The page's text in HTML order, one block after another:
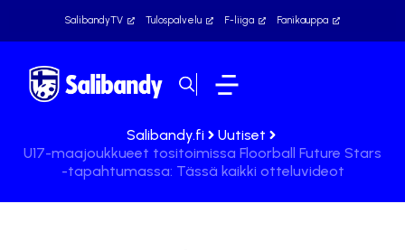
SalibandyTV Tulospalvelu F-liiga Fanikauppa
Salibandy.fi
Uutiset
U17-maajoukkueet tositoimissa Floorball Future Stars
-tapahtumassa: Tässä kaikki otteluvideot